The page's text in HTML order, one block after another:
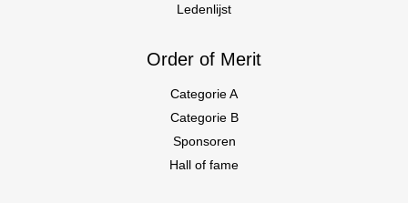
Ledenlijst
Order of Merit
Categorie A
Categorie B
Sponsoren
Hall of fame